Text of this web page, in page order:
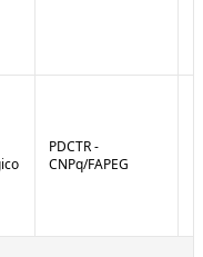
PDCTR -
CNPq/FAPEG